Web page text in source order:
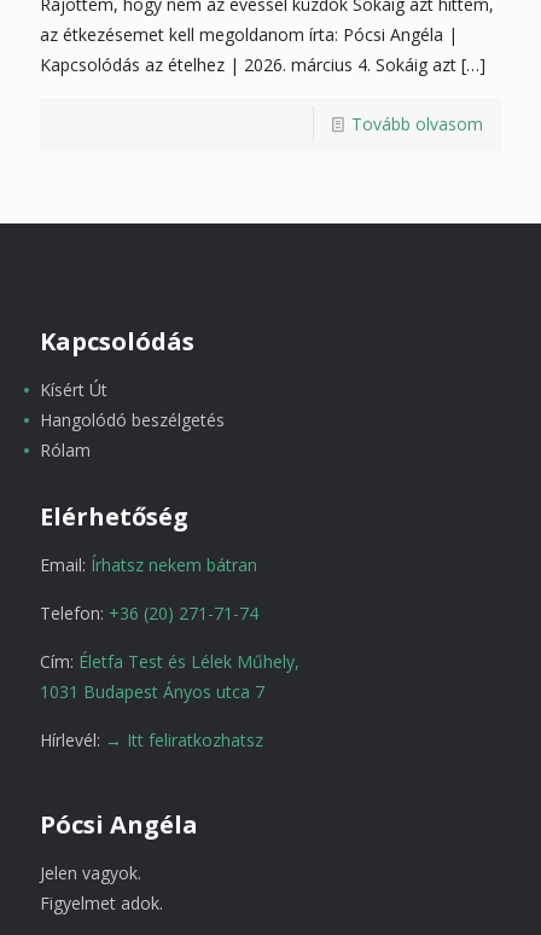
az étkezésemet kell megoldanom írta: Pócsi Angéla |
Kapcsolódás az ételhez | 2026. március 4. Sokáig azt […]
Tovább olvasom
Kapcsolódás
Kísért Út
Hangolódó beszélgetés
Rólam
Elérhetőség
Email: Írhatsz nekem bátran
Telefon: +36 (20) 271-71-74
Cím: Életfa Test és Lélek Műhely,
1031 Budapest Ányos utca 7
Hírlevél: → Itt feliratkozhatsz
Pócsi Angéla
Jelen vagyok.
Figyelmet adok.